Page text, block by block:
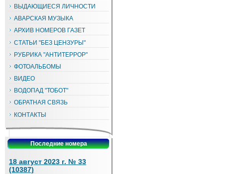
ВЫДАЮЩИЕСЯ ЛИЧНОСТИ
АВАРСКАЯ МУЗЫКА
АРХИВ НОМЕРОВ ГАЗЕТ
СТАТЬИ "БЕЗ ЦЕНЗУРЫ"
РУБРИКА "АНТИТЕРРОР"
ФОТОАЛЬБОМЫ
ВИДЕО
ВОДОПАД "ТОБОТ"
ОБРАТНАЯ СВЯЗЬ
КОНТАКТЫ
Последние номера
18 август 2023 г. № 33
(10387)